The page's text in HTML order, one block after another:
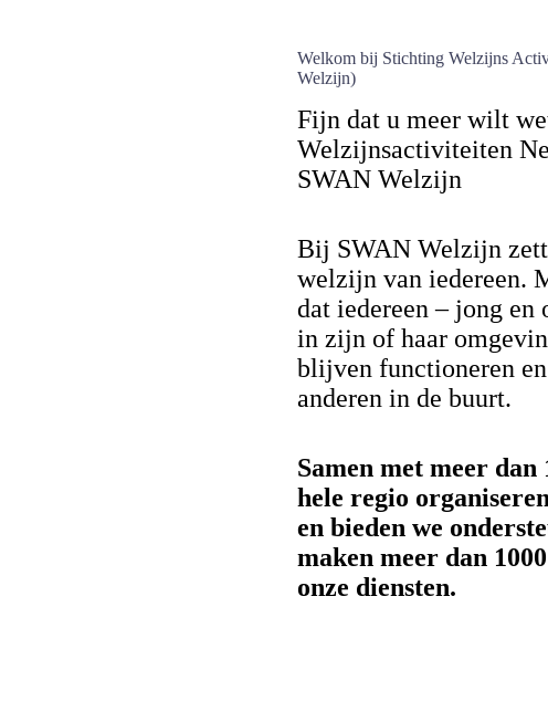
Welkom bij Stichting Welzijns
Welzijn)
Fijn dat u meer wilt
Welzijnsactiviteiten
SWAN Welzijn
Bij SWAN Welzijn
welzijn van iedereen.
dat iedereen – jong
in zijn of haar
blijven functioneren
anderen in de buurt.
Samen met meer
hele regio
en bieden we
maken meer dan
onze diensten.